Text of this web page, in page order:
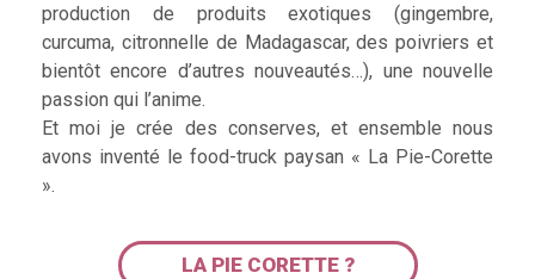
production de produits exotiques (gingembre,
curcuma, citronnelle de Madagascar, des poivriers et
bientôt encore d’autres nouveautés…), une nouvelle
passion qui l’anime.
Et moi je crée des conserves, et ensemble nous
avons inventé le food-truck paysan « La Pie-Corette
».
LA PIE CORETTE ?